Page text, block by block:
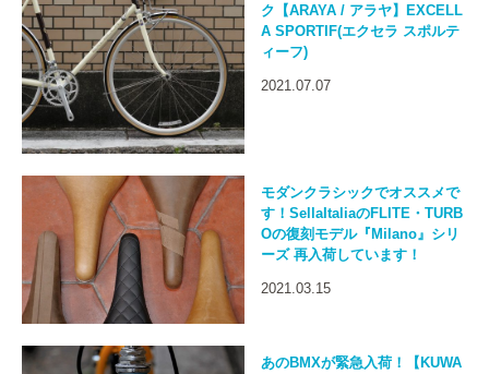
ク【ARAYA / アラヤ】EXCELL
A SPORTIF(エクセラ スポルテ
ィーフ)
2021.07.07
モダンクラシックでオススメで
す！SellaItaliaのFLITE・TURB
Oの復刻モデル『Milano』シリ
ーズ 再入荷しています！
2021.03.15
あのBMXが緊急入荷！【KUWA